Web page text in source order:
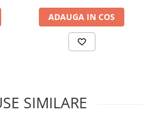
conferă fiecărui exemplar variații
de prezentare. Intervențiile manuale
fiecare exemplar și pot varia,
ADAUGA IN COS
SIMILARE